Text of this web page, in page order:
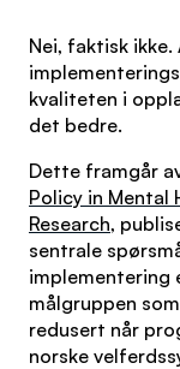
Nei, faktisk
kvaliteten i
det bedre.
Dette framgår
Policy in Mental
Research,
sentrale
implementering
målgruppen
redusert når
norske